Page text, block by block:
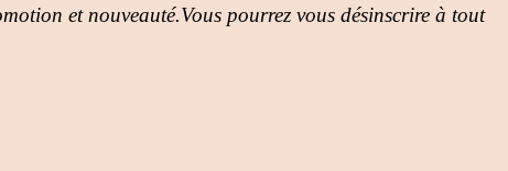
et nouveauté.Vous pourrez vous désinscrire à tout